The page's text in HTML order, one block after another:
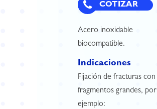
COTIZAR
Acero inoxidable
biocompatible.
Indicaciones
Fijación de fracturas con
fragmentos grandes, por
ejemplo: